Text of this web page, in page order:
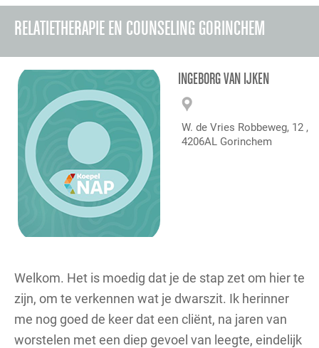
RELATIETHERAPIE EN COUNSELING GORINCHEM
INGEBORG VAN IJKEN
W. de Vries Robbeweg, 12 ,
4206AL Gorinchem
Welkom. Het is moedig dat je de stap zet om hier te
zijn, om te verkennen wat je dwarszit. Ik herinner
me nog goed de keer dat een cliënt, na jaren van
worstelen met een diep gevoel van leegte, eindelijk